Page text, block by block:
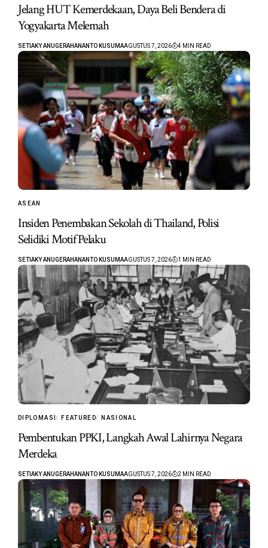
Jelang HUT Kemerdekaan, Daya Beli Bendera di
Yogyakarta Melemah
SETIAKY ANUGERAHANANTO KUSUMAAGUSTUS 7, 2026 4 MIN READ
ASEAN
Insiden Penembakan Sekolah di Thailand, Polisi
Selidiki Motif Pelaku
SETIAKY ANUGERAHANANTO KUSUMAAGUSTUS 7, 2026 1 MIN READ
DIPLOMASI FEATURED NASIONAL
Pembentukan PPKI, Langkah Awal Lahirnya Negara
Merdeka
SETIAKY ANUGERAHANANTO KUSUMAAGUSTUS 7, 2026 2 MIN READ